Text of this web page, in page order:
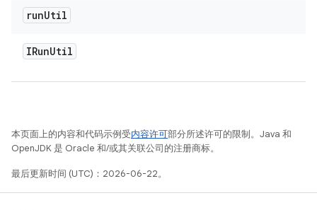
runUtil
IRunUtil
本页面上的内容和代码示例受内容许可部分所述许可的限制。Java 和
OpenJDK 是 Oracle 和/或其关联公司的注册商标。
最后更新时间 (UTC)：2026-06-22。